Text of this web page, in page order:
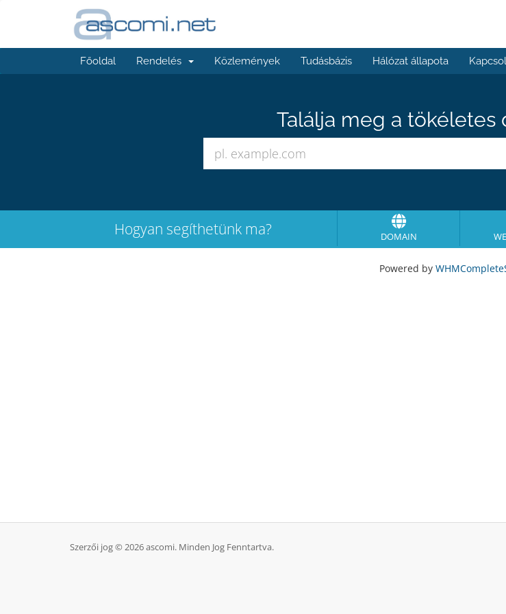
Főoldal Rendelés Közlemények Tudásbázis Hálózat állapota
Találja meg a tökéletes
Hogyan segíthetünk ma? DOMAIN
Powered by
Szerzői jog © 2026 ascomi. Minden Jog Fenntartva.